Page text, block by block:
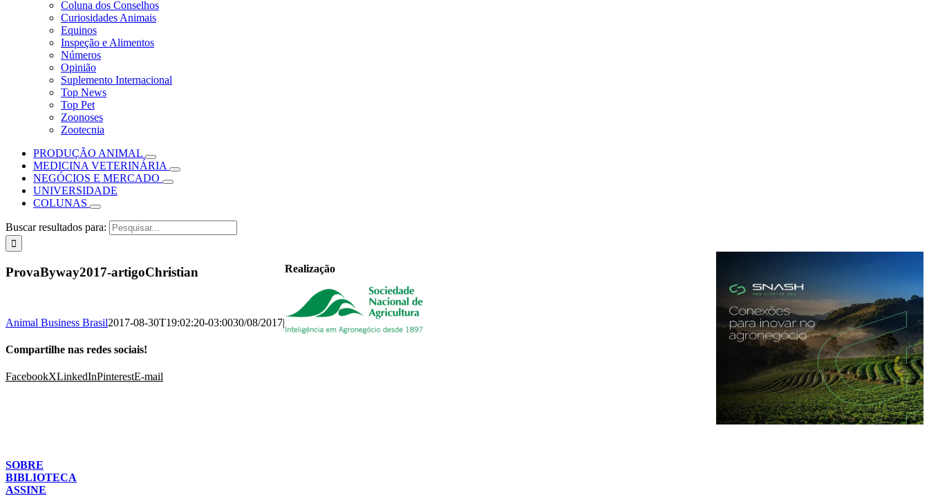
Coluna dos Conselhos
Curiosidades Animais
Equinos
Inspeção e Alimentos
Números
Opinião
Suplemento Internacional
Top News
Top Pet
Zoonoses
Zootecnia
PRODUÇÃO ANIMAL
MEDICINA VETERINÁRIA
NEGÓCIOS E MERCADO
UNIVERSIDADE
COLUNAS
Buscar resultados para:
ProvaByway2017-artigoChristian
Animal Business Brasil2017-08-30T19:02:20-03:0030/08/2017|
Compartilhe nas redes sociais!
FacebookXLinkedInPinterestE-mail
Realização
SOBRE
BIBLIOTECA
ASSINE